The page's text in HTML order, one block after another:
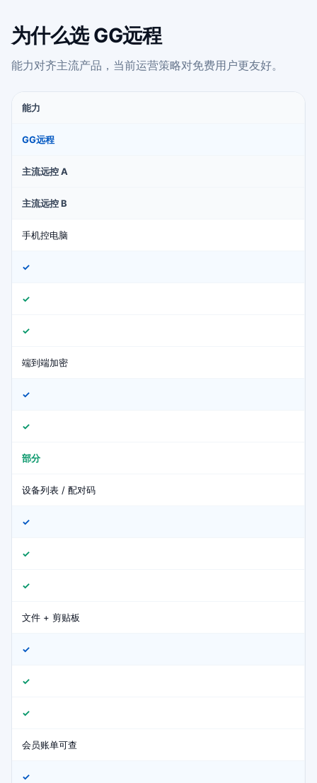
为什么选 GG远程
能力对齐主流产品，当前运营策略对免费用户更友好。
能力
GG远程
主流远控 A
主流远控 B
手机控电脑
✓
✓
✓
端到端加密
✓
✓
部分
设备列表 / 配对码
✓
✓
✓
文件 + 剪贴板
✓
✓
✓
会员账单可查
✓